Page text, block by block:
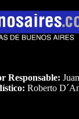
Responsable:
Roberto